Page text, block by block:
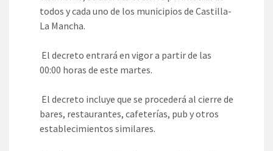
todos y cada uno de los municipios de Castilla-
La Mancha.
El decreto entrará en vigor a partir de las
00:00 horas de este martes.
El decreto incluye que se procederá al cierre de
bares, restaurantes, cafeterías, pub y otros
establecimientos similares.